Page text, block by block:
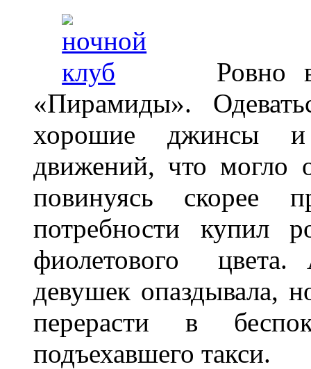
Ровно в
«Пирамиды».
хорошие джинсы и
движений, что могло
повинуясь скорее
потребности купил
фиолетового цвета.
девушек опаздывала,
перерасти в
подъехавшего такси.